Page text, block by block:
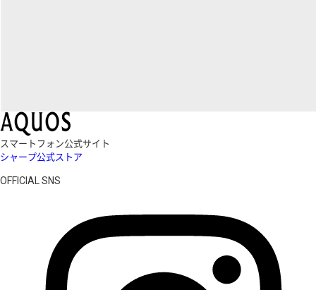
スマートフォン公式サイト
シャープ公式ストア
OFFICIAL SNS